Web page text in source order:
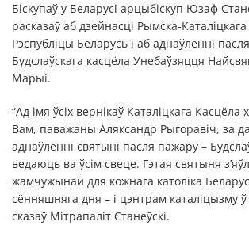
Біскупаў у Беларусі арцыбіскуп Юзаф
расказаў аб дзейнасці Рымска-
Рэспубліцы Беларусь і аб аднаўленні
Будслаўскага касцёла Унебаўзяцця
Марыі.
“Ад імя ўсіх вернікаў Каталіцкага
Вам, паважаны Аляксандр Рыгоравіч, за
аднаўленні святыні пасля пажару –
ведаюць ва ўсім свеце. Гэтая святыня
жамчужынай для кожнага католіка
сённяшняга дня – і цэнтрам каталіцызму ў
сказаў Мітрапаліт Станеўскі.